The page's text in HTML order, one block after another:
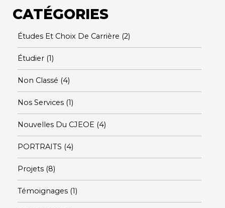
CATÉGORIES
Études Et Choix De Carrière (2)
Étudier (1)
Non Classé (4)
Nos Services (1)
Nouvelles Du CJEOE (4)
PORTRAITS (4)
Projets (8)
Témoignages (1)